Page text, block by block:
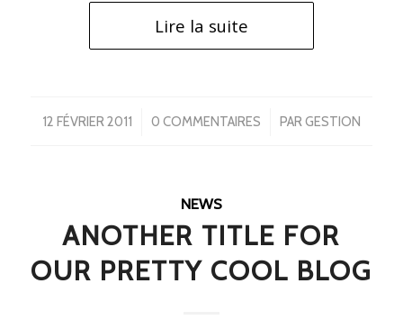
Lire la suite
12 FÉVRIER 2011
/ 0 COMMENTAIRES
/ PAR GESTION
NEWS
ANOTHER TITLE FOR
OUR PRETTY COOL BLOG